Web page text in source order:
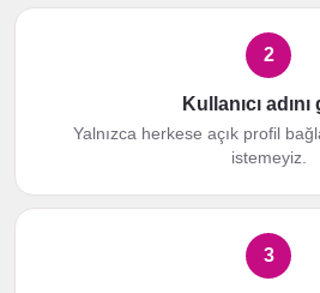
2
Kullanıcı
Yalnızca herkese açık profil
istemeyiz.
3